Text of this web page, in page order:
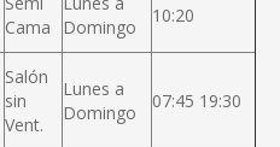
Cama
Domingo
10:20
Salón
sin
Vent.
Lunes a
Domingo
07:45 19:30